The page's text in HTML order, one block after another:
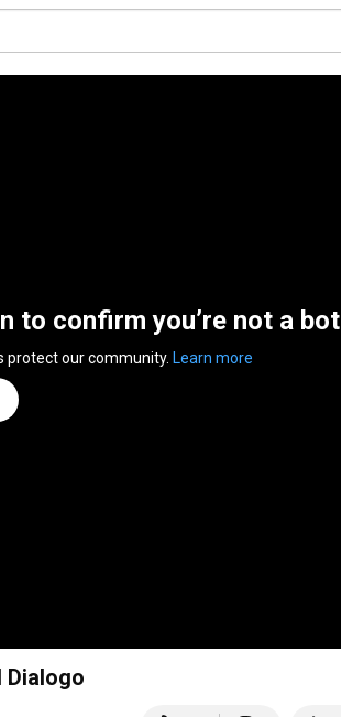
to confirm you’re not a bot
protect our community. Learn more
Dialogo